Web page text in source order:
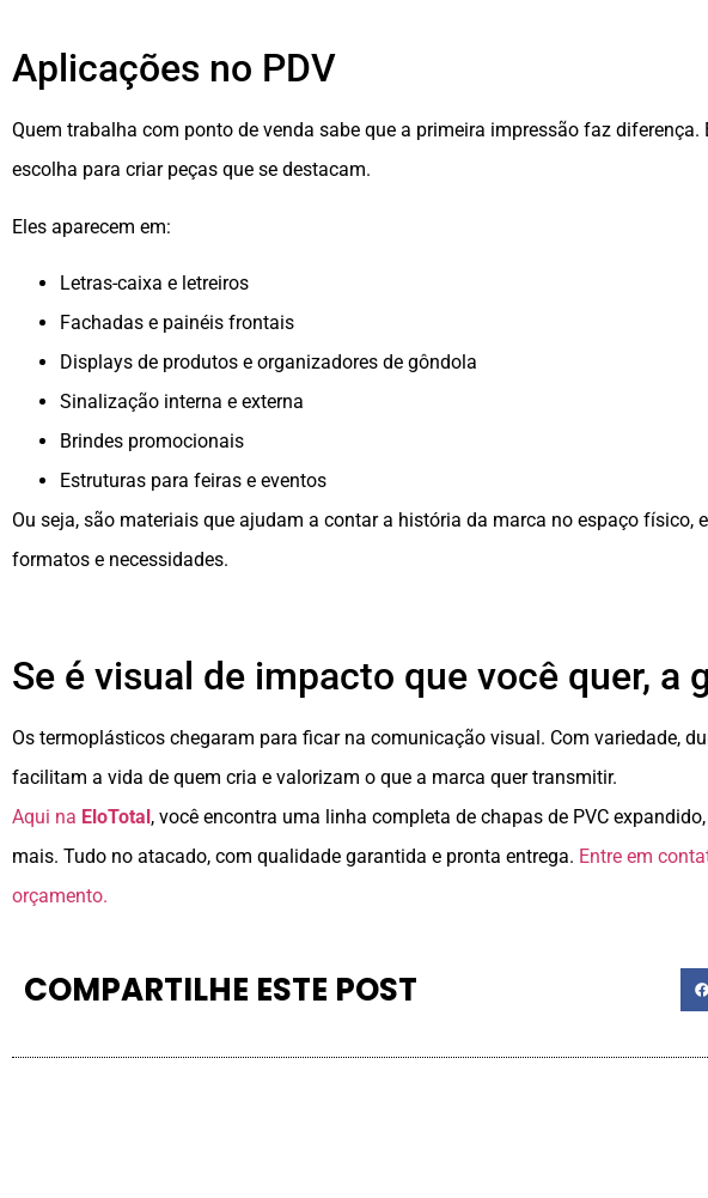
Aplicações no PDV
Quem trabalha com ponto de venda sabe que a primeira impressão faz
escolha para criar peças que se destacam.
Eles aparecem em:
Letras-caixa e letreiros
Fachadas e painéis frontais
Displays de produtos e organizadores de gôndola
Sinalização interna e externa
Brindes promocionais
Estruturas para feiras e eventos
Ou seja, são materiais que ajudam a contar a história da marca no espaço físico,
formatos e necessidades.
Se é visual de impacto que você quer, a
Os termoplásticos chegaram para ficar na comunicação visual. Com variedade,
facilitam a vida de quem cria e valorizam o que a marca quer transmitir.
Aqui na EloTotal, você encontra uma linha completa de chapas de PVC
mais. Tudo no atacado, com qualidade garantida e pronta entrega. Entre em
orçamento.
COMPARTILHE ESTE POST